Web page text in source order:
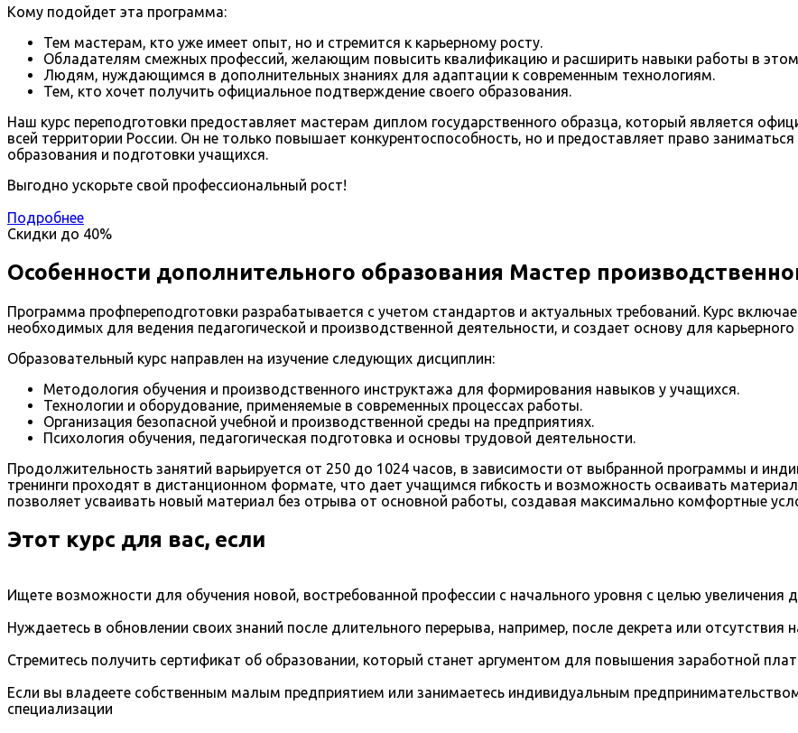
Кому подойдет эта программа:
Тем мастерам, кто уже имеет опыт, но и стремится к карьерному росту.
Обладателям смежных профессий, желающим повысить квалификацию и расширить навыки работы в этом
Людям, нуждающимся в дополнительных знаниях для адаптации к современным технологиям.
Тем, кто хочет получить официальное подтверждение своего образования.
Наш курс переподготовки предоставляет мастерам диплом государственного образца, который является
всей территории России. Он не только повышает конкурентоспособность, но и предоставляет право
образования и подготовки учащихся.
Выгодно ускорьте свой профессиональный рост!
Подробнее
Скидки до 40%
Особенности дополнительного образования Мастер
Программа профпереподготовки разрабатывается с учетом стандартов и актуальных требований. Курс
необходимых для ведения педагогической и производственной деятельности, и создает основу для карьерного
Образовательный курс направлен на изучение следующих дисциплин:
Методология обучения и производственного инструктажа для формирования навыков у учащихся.
Технологии и оборудование, применяемые в современных процессах работы.
Организация безопасной учебной и производственной среды на предприятиях.
Психология обучения, педагогическая подготовка и основы трудовой деятельности.
Продолжительность занятий варьируется от 250 до 1024 часов, в зависимости от выбранной программы и
тренинги проходят в дистанционном формате, что дает учащимся гибкость и возможность осваивать
позволяет усваивать новый материал без отрыва от основной работы, создавая максимально комфортные
Этот курс для вас, если
Ищете возможности для обучения новой, востребованной профессии с начального уровня с целью увеличения
Нуждаетесь в обновлении своих знаний после длительного перерыва, например, после декрета или отсутствия
Стремитесь получить сертификат об образовании, который станет аргументом для повышения заработной
Если вы владеете собственным малым предприятием или занимаетесь индивидуальным
специализации